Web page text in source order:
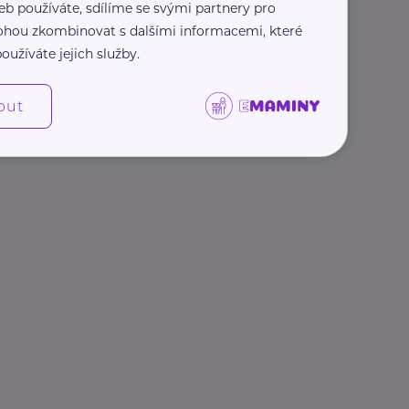
používáte, sdílíme se svými partnery pro
zkombinovat s dalšími informacemi, které
jejich služby.